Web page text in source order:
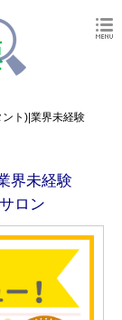
ト)|業界未経験
界未経験
ロン